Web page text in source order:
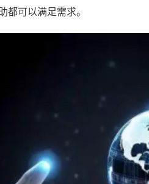
都可以满足需求。